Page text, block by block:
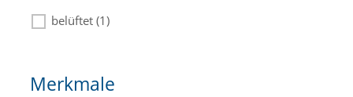
belüftet (1)
Merkmale